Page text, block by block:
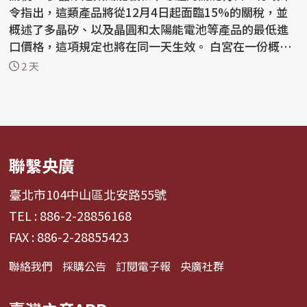
令指出，這類產品將從12月4日起面臨15%的關稅，並
概述了多晶矽、以及晶圓和太陽能電池等產品的最低進
口價格，這項規定也將在同一天生效。 白宮在一份概要
說明...
2 天
聯繫央廣
臺北市104中山區北安路55號
TEL : 886-2-28856168
FAX : 886-2-28855423
聯絡我們 採購公告 訂閱電子報 央廣社群